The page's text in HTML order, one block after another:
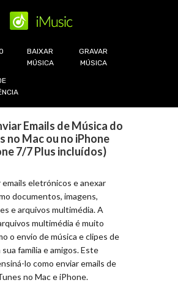
BAIXAR
MÚSICA
GRAVAR
MÚSICA
Emails de Música do
no Mac ou no iPhone
7/7 Plus incluídos)
emails eletrónicos e anexar
documentos, imagens,
e arquivos multimédia. A
multimédia é muito
o envio de música e clipes de
sua família e amigos. Este
lo como enviar emails de
no Mac e iPhone.